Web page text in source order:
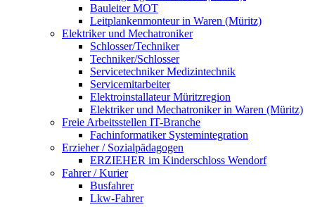
Bauleiter MOT
Leitplankenmonteur in Waren (Müritz)
Elektriker und Mechatroniker
Schlosser/Techniker
Techniker/Schlosser
Servicetechniker Medizintechnik
Servicemitarbeiter
Elektroinstallateur Müritzregion
Elektriker und Mechatroniker in Waren (Müritz)
Freie Arbeitsstellen IT-Branche
Fachinformatiker Systemintegration
Erzieher / Sozialpädagogen
ERZIEHER im Kinderschloss Wendorf
Fahrer / Kurier
Busfahrer
Lkw-Fahrer